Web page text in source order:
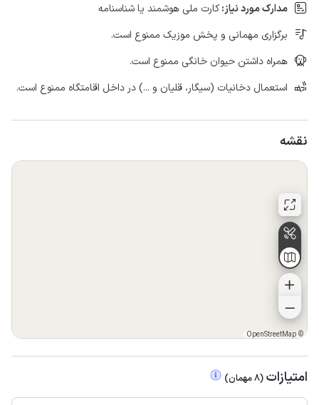
مدارک مورد نیاز:کارت ملی هوشمند یا شناسنامه
برگزاری مهمانی و پخش موزیک ممنوع است.
همراه داشتن حیوان خانگی ممنوع است.
استعمال دخانیات (سیگار، قلیان و ...) در داخل اقامتگاه ممنوع است.
نقشه
©
OpenStreetMap
امتیازات (
8مهمان)